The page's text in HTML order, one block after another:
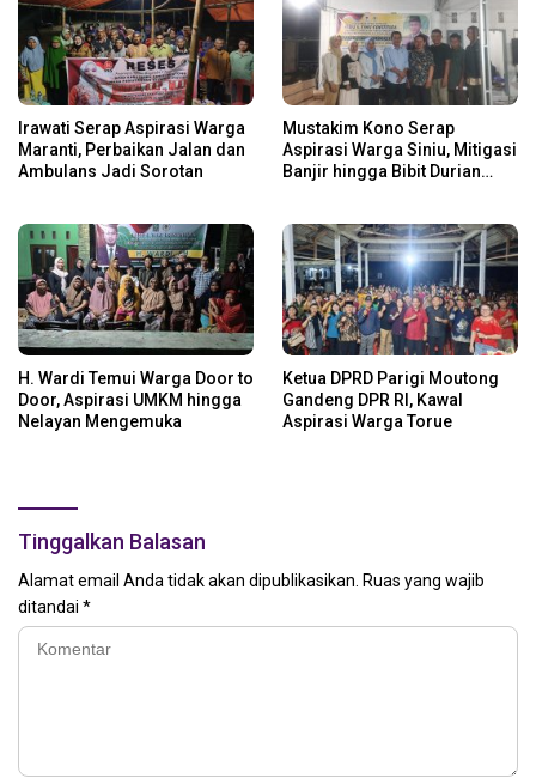
Irawati Serap Aspirasi Warga
Maranti, Perbaikan Jalan dan
Ambulans Jadi Sorotan
Mustakim Kono Serap
Aspirasi Warga Siniu, Mitigasi
Banjir hingga Bibit Durian
H. Wardi Temui Warga Door to
Door, Aspirasi UMKM hingga
Nelayan Mengemuka
Ketua DPRD Parigi Moutong
Gandeng DPR RI, Kawal
Aspirasi Warga Torue
Tinggalkan Balasan
Alamat email Anda tidak akan dipublikasikan. Ruas yang wajib
ditandai *